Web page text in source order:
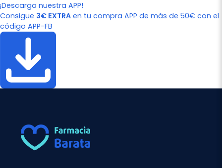
¡Descarga nuestra APP!
Consigue 3€ EXTRA en tu compra APP de más de 50€ con el
código APP-FB